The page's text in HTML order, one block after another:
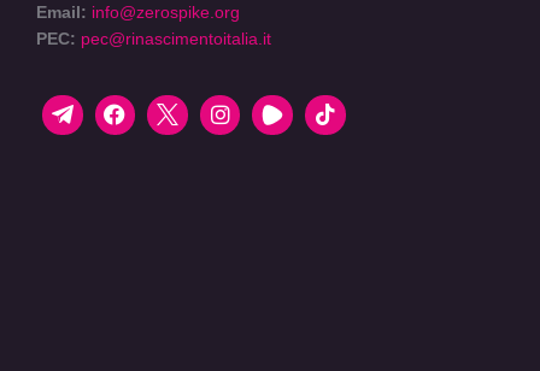
Email: info@zerospike.org
PEC: pec@rinascimentoitalia.it